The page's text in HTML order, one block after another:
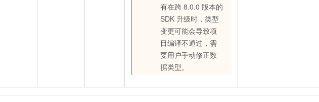
有在跨 8.0.0 版本的
SDK 升级时，类型
变更可能会导致项
目编译不通过，需
要用户手动修正数
据类型。